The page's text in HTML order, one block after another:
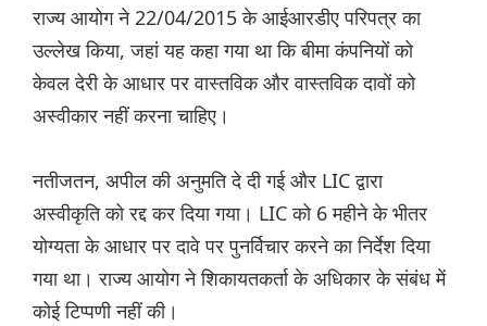
राज्य आयोग ने 22/04/2015 के आईआरडीए परिपत्र का
उल्लेख किया, जहां यह कहा गया था कि बीमा कंपनियों को
केवल देरी के आधार पर वास्तविक और वास्तविक दावों को
अस्वीकार नहीं करना चाहिए।
नतीजतन, अपील की अनुमति दे दी गई और LIC द्वारा
अस्वीकृति को रद्द कर दिया गया। LIC को 6 महीने के भीतर
योग्यता के आधार पर दावे पर पुनर्विचार करने का निर्देश दिया
गया था। राज्य आयोग ने शिकायतकर्ता के अधिकार के संबंध में
कोई टिप्पणी नहीं की।